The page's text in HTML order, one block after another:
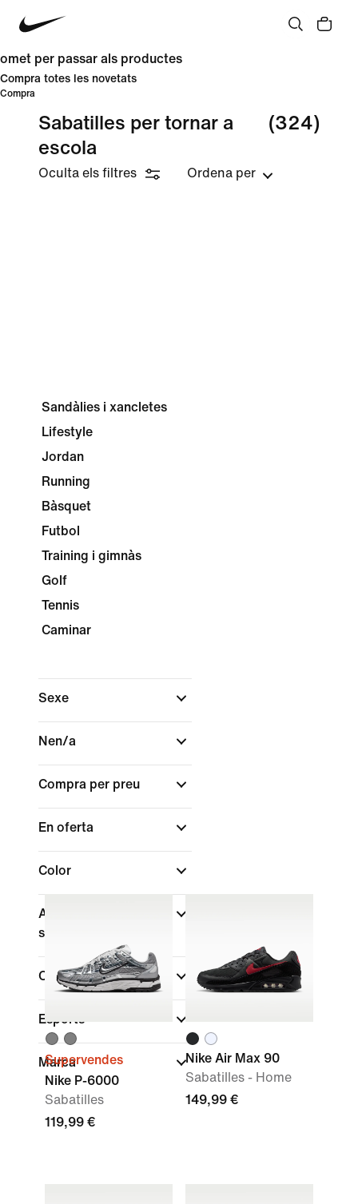
omet per passar als productes
Compra totes les novetats
Compra
Sabatilles per tornar a
escola
(324)
Oculta els filtres Ordena per
Sandàlies i xancletes
Lifestyle
Jordan
Running
Bàsquet
Futbol
Training i gimnàs
Golf
Tennis
Caminar
Sexe
Nen/a
Compra per preu
En oferta
Color
Alçada de les
sabatilles
Col·leccions
Esports
Marca
Supervendes
Nike P-6000
Sabatilles
119,99 €
Nike Air Max 90
Sabatilles - Home
149,99 €